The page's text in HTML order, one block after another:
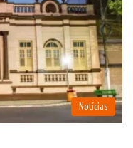
Notícias